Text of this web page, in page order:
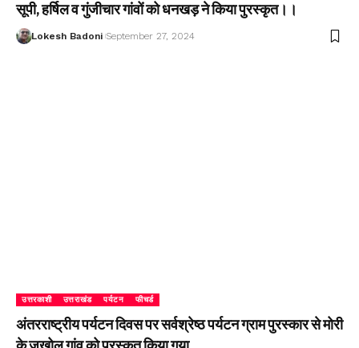
सूपी, हर्षिल व गुंजीचार गांवों को धनखड़ ने किया पुरस्कृत।।
Lokesh Badoni September 27, 2024
उत्तरकाशी उत्तराखंड पर्यटन फीचर्ड
अंतरराष्ट्रीय पर्यटन दिवस पर सर्वश्रेष्ठ पर्यटन ग्राम पुरस्कार से मोरी